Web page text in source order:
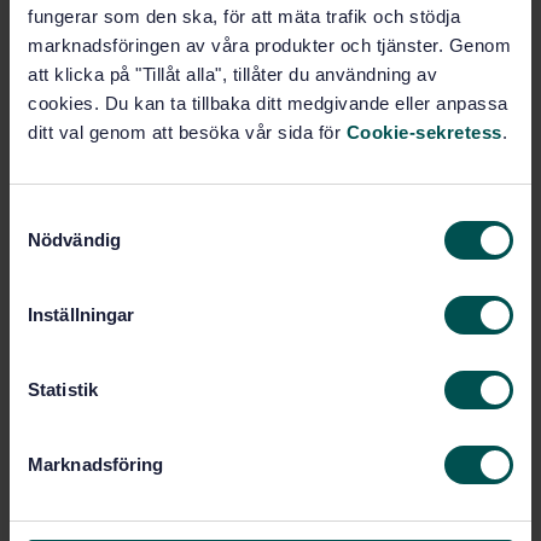
fungerar som den ska, för att mäta trafik och stödja
marknadsföringen av våra produkter och tjänster. Genom
att klicka på "Tillåt alla", tillåter du användning av
cookies. Du kan ta tillbaka ditt medgivande eller anpassa
ditt val genom att besöka vår sida för Cookie-sekretess.
Nödvändig
Inställningar
Statistik
Marknadsföring
Oförstörande provning - Täthetskontroll - Kalibrering
av referensnormaler för gaser
Pris: 1 097 SEK
Språk:
SIS/TK 125
- Leak testing - Calibration of